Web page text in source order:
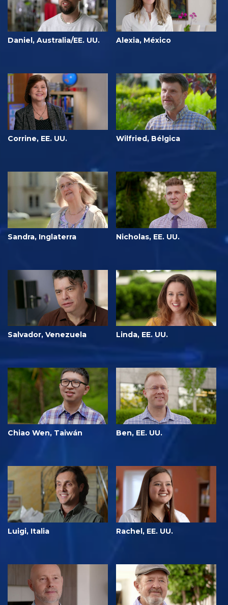
Daniel, Australia/EE. UU. Alexia, México
Corrine, EE. UU. Wilfried, Bélgica
Sandra, Inglaterra Nicholas, EE. UU.
Salvador, Venezuela Linda, EE. UU.
Chiao Wen, Taiwán Ben, EE. UU.
Luigi, Italia Rachel, EE. UU.